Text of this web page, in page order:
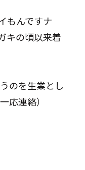
もんですナ
キの頃以来着
のを生業とし
連絡）